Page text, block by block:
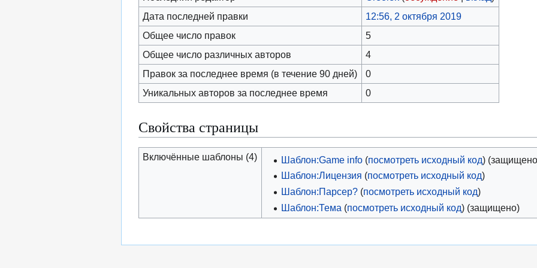
Дата последней правки
12:56, 2 октября 2019
Общее число правок
5
Общее число различных авторов
4
Правок за последнее время (в течение 90 дней)
0
Уникальных авторов за последнее время
0
Свойства страницы
Включённые шаблоны (4) Шаблон:Game info (посмотреть исходный код)
Шаблон:Лицензия (посмотреть исходный код)
Шаблон:Парсер? (посмотреть исходный код)
Шаблон:Тема (посмотреть исходный код) (защищено)